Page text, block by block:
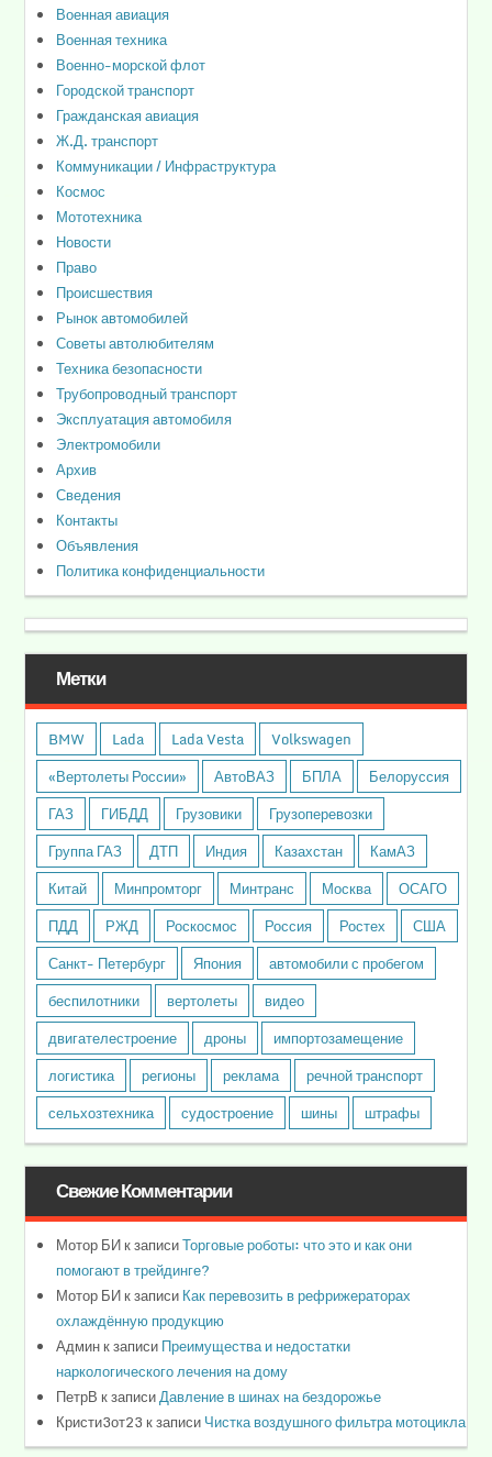
Военная авиация
Военная техника
Военно-морской флот
Городской транспорт
Гражданская авиация
Ж.Д. транспорт
Коммуникации / Инфраструктура
Космос
Мототехника
Новости
Право
Происшествия
Рынок автомобилей
Советы автолюбителям
Техника безопасности
Трубопроводный транспорт
Эксплуатация автомобиля
Электромобили
Архив
Сведения
Контакты
Объявления
Политика конфиденциальности
Метки
BMW Lada Lada Vesta
Volkswagen
«Вертолеты России»
АвтоВАЗ БПЛА
Белоруссия
ГАЗ
ГИБДД Грузовики
Грузоперевозки
Группа ГАЗ
ДТП Индия Казахстан
КамАЗ
Китай
Минпромторг Минтранс Москва
ОСАГО
ПДД
РЖД Роскосмос Россия Ростех
США
Санкт- Петербург
Япония
автомобили с пробегом
беспилотники
вертолеты
видео
двигателестроение
дроны
импортозамещение
логистика
регионы реклама
речной транспорт
сельхозтехника
судостроение шины штрафы
Свежие Комментарии
Мотор БИк записиТорговые роботы: что это и как они
помогают в трейдинге?
Мотор БИк записиКак перевозить в рефрижераторах
охлаждённую продукцию
Админк записиПреимущества и недостатки
наркологического лечения на дому
ПетрВ к записиДавление в шинах на бездорожье
Кристи3от23 к записиЧистка воздушного фильтра мотоцикла